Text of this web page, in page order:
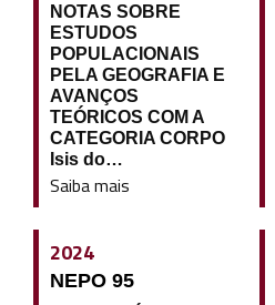
NOTAS SOBRE
ESTUDOS
POPULACIONAIS
PELA GEOGRAFIA E
AVANÇOS
TEÓRICOS COM A
CATEGORIA CORPO
Isis do…
Saiba mais
2024
NEPO 95